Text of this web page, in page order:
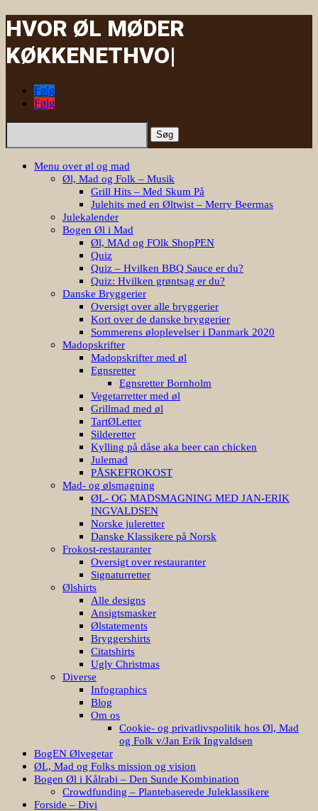
HVOR ØL MØDER
KØKKENETHV|
Følg
Følg
Søg
Menu over øl og mad
Øl, Mad og Folk – Musik
Grill Hits – Med Skum På
Julehits med en Øltwist – Merry Beermas
Julekalender
Bogen Øl i Mad
Øl, MAd og FOlk ShopPEN
Quiz
Quiz – Hvilken BBQ Sauce er du?
Quiz: Hvilken grøntsag er du?
Danske Bryggerier
Oversigt over alle bryggerier
Kort over de danske bryggerier
Sommerens øloplevelser i Danmark 2020
Madopskrifter
Madopskrifter med øl
Egnsretter
Egnsretter Bornholm
Vegetarretter med øl
Grillmad med øl
TartØLetter
Silderetter
Kylling på dåse aka beer can chicken
Julemad
PÅSKEFROKOST
Mad- og ølsmagning
ØL- OG MADSMAGNING MED JAN-ERIK
INGVALDSEN
Norske juleretter
Danske Klassikere på Norsk
Frokost-restauranter
Oversigt over restauranter
Signaturretter
Ølshirts
Alle designs
Ansigtsmasker
Ølstatements
Bryggershirts
Citatshirts
Ugly Christmas
Diverse
Infographics
Blog
Om os
Cookie- og privatlivspolitik hos Øl, Mad
og Folk v/Jan Erik Ingvaldsen
BogEN Ølvegetar
ØL, Mad og Folks mission og vision
Bogen Øl i Kålrabi – Den Sunde Kombination
Crowdfunding – Plantebaserede Juleklassikere
Forside – Divi